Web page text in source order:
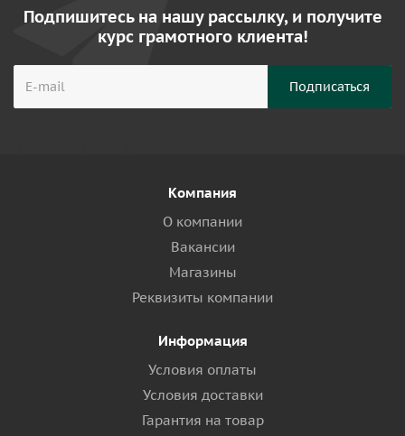
Подпишитесь на нашу рассылку, и получите
курс грамотного клиента!
Компания
О компании
Вакансии
Магазины
Реквизиты компании
Информация
Условия оплаты
Условия доставки
Гарантия на товар